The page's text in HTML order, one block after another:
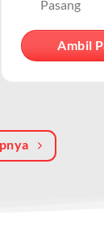
sering
Pasang
Ambil